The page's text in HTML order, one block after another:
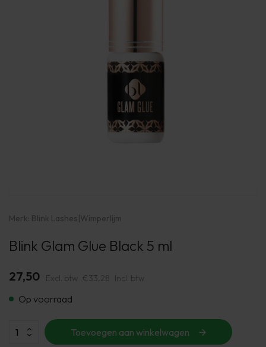
Merk: Blink Lashes|Wimperlijm
Blink Glam Glue Black 5 ml
27,50 Excl. btw €33,28 Incl. btw
Op voorraad
Toevoegen aan winkelwagen